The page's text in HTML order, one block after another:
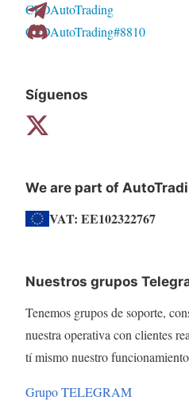
CFDAutoTrading
CFDAutoTrading#8810
Síguenos
We are part of
VAT: EE102322767
Nuestros grupos
Tenemos grupos de soporte,
nuestra operativa con clientes
tí mismo nuestro
Grupo TELEGRAM